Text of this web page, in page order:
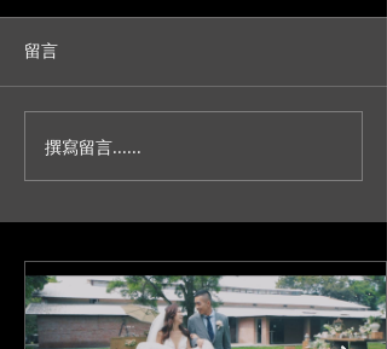
人生不就是一場冒險？/台
北新板希爾頓宴客/訂結儀
留言
撰寫留言......